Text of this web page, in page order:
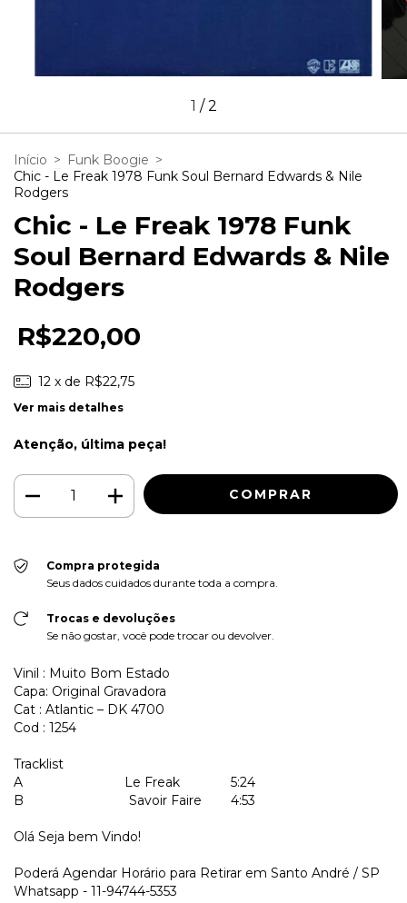
1 /2
Início > Funk Boogie >
Chic - Le Freak 1978 Funk Soul Bernard Edwards & Nile
Rodgers
Chic - Le Freak 1978 Funk
Soul Bernard Edwards & Nile
Rodgers
R$220,00
12 x de R$22,75
Ver mais detalhes
Atenção, última peça!
Compra protegida
Seus dados cuidados durante toda a compra.
Trocas e devoluções
Se não gostar, você pode trocar ou devolver.
Vinil : Muito Bom Estado
Capa: Original Gravadora
Cat : Atlantic – DK 4700
Cod : 1254
Tracklist
A
Le Freak
5:24
B
Savoir Faire 4:53
Olá Seja bem Vindo!
Poderá Agendar Horário para Retirar em Santo André / SP
Whatsapp - 11-94744-5353